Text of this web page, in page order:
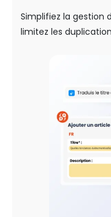
Simplifiez la gestion
limitez les